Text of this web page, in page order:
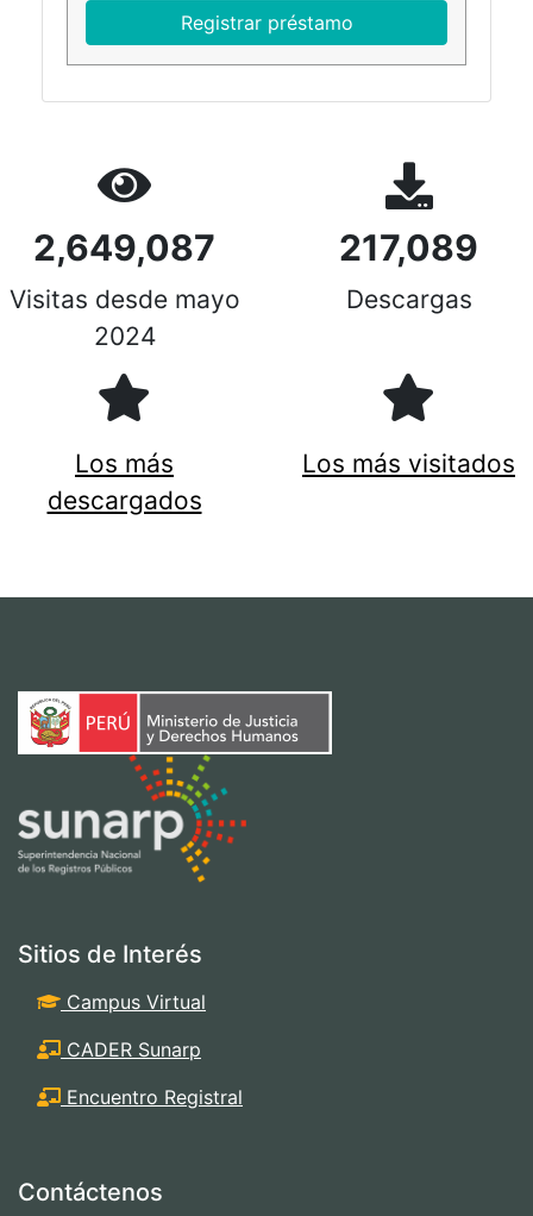
Registrar préstamo
2,649,087
Visitas desde mayo
2024
217,089
Descargas
Los más
descargados
Los más visitados
Sitios de Interés
Campus Virtual
CADER Sunarp
Encuentro Registral
Contáctenos